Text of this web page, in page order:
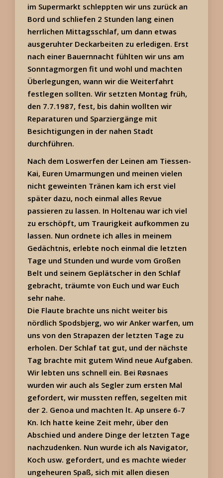
im Supermarkt schleppten wir uns zurück an
Bord und schliefen 2 Stunden lang einen
herrlichen Mittagsschlaf, um dann etwas
ausgeruhter Deckarbeiten zu erledigen. Erst
nach einer Bauernnacht fühlten wir uns am
Sonntagmorgen fit und wohl und machten
Überlegungen, wann wir die Weiterfahrt
festlegen sollten. Wir setzten Montag früh,
den 7.7.1987, fest, bis dahin wollten wir
Reparaturen und Sparziergänge mit
Besichtigungen in der nahen Stadt
durchführen.
Nach dem Loswerfen der Leinen am Tiessen-
Kai, Euren Umarmungen und meinen vielen
nicht geweinten Tränen kam ich erst viel
später dazu, noch einmal alles Revue
passieren zu lassen. In Holtenau war ich viel
zu erschöpft, um Traurigkeit aufkommen zu
lassen. Nun ordnete ich alles in meinem
Gedächtnis, erlebte noch einmal die letzten
Tage und Stunden und wurde vom Großen
Belt und seinem Geplätscher in den Schlaf
gebracht, träumte von Euch und war Euch
sehr nahe.
Die Flaute brachte uns nicht weiter bis
nördlich Spodsbjerg, wo wir Anker warfen, um
uns von den Strapazen der letzten Tage zu
erholen. Der Schlaf tat gut, und der nächste
Tag brachte mit gutem Wind neue Aufgaben.
Wir lebten uns schnell ein. Bei Røsnaes
wurden wir auch als Segler zum ersten Mal
gefordert, wir mussten reffen, segelten mit
der 2. Genoa und machten lt. Ap unsere 6-7
Kn. Ich hatte keine Zeit mehr, über den
Abschied und andere Dinge der letzten Tage
nachzudenken. Nun wurde ich als Navigator,
Koch usw. gefordert, und es machte wieder
ungeheuren Spaß, sich mit allen diesen